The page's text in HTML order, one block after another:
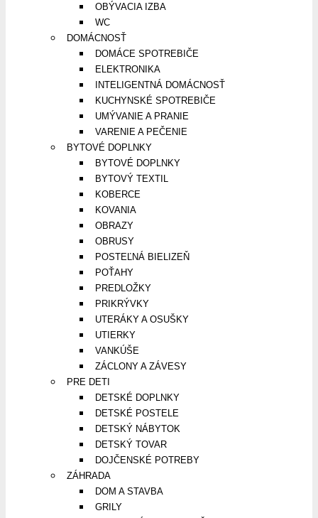
OBÝVACIA IZBA
WC
DOMÁCNOSŤ
DOMÁCE SPOTREBIČE
ELEKTRONIKA
INTELIGENTNÁ DOMÁCNOSŤ
KUCHYNSKÉ SPOTREBIČE
UMÝVANIE A PRANIE
VARENIE A PEČENIE
BYTOVÉ DOPLNKY
BYTOVÉ DOPLNKY
BYTOVÝ TEXTIL
KOBERCE
KOVANIA
OBRAZY
OBRUSY
POSTEĽNÁ BIELIZEŇ
POŤAHY
PREDLOŽKY
PRIKRÝVKY
UTERÁKY A OSUŠKY
UTIERKY
VANKÚŠE
ZÁCLONY A ZÁVESY
PRE DETI
DETSKÉ DOPLNKY
DETSKÉ POSTELE
DETSKÝ NÁBYTOK
DETSKÝ TOVAR
DOJČENSKÉ POTREBY
ZÁHRADA
DOM A STAVBA
GRILY